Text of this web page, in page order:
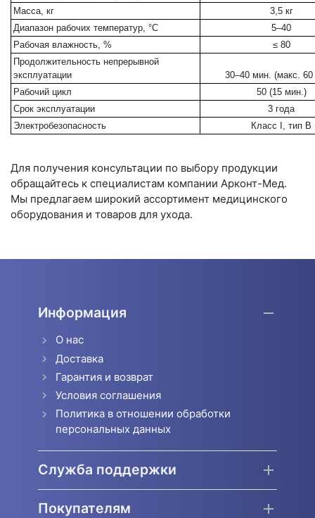
Масса, кг
3,5 кг
Диапазон рабочих температур, °C
5–40
Рабочая влажность, %
≤ 80
Продолжительность непрерывной
эксплуатации
30–40 мин. (макс.
Рабочий цикл
50 (15 мин.)
Срок эксплуатации
3 года
Электробезопасность
Класс I, тип B
Для получения консультации по выбору продукции
обращайтесь к специалистам компании Арконт-Мед.
Мы предлагаем широкий ассортимент медицинского
оборудования и товаров для ухода.
Информация
О нас
Доставка
Гарантия и возврат
Условия соглашения
Политика в отношении обработки
персональных данных
Служба поддержки
Покупателям